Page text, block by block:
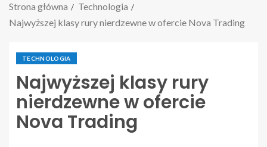
Strona główna
Technologia
Najwyższej klasy rury nierdzewne w ofercie Nova Trading
TECHNOLOGIA
Najwyższej klasy rury
nierdzewne w ofercie
Nova Trading